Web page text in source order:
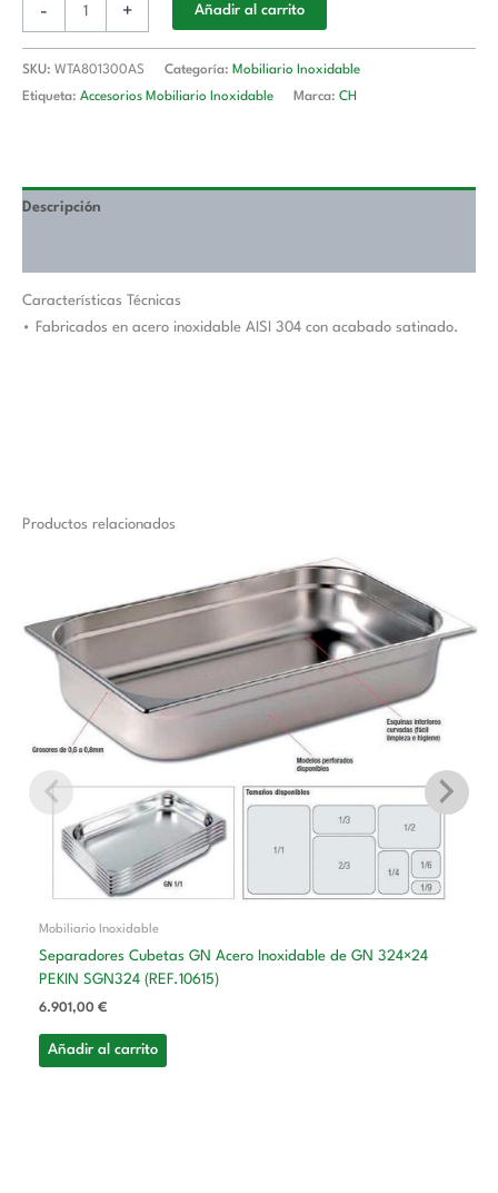
-
1300
WTA801300AS
cantidad
+ Añadir al carrito
SKU: WTA801300AS Categoría: Mobiliario Inoxidable
Etiqueta: Accesorios Mobiliario Inoxidable Marca: CH
Descripción
Características Técnicas
• Fabricados en acero inoxidable AISI 304 con acabado satinado.
Productos relacionados
Mobiliario Inoxidable
Separadores Cubetas GN Acero Inoxidable de GN 324×24
PEKIN SGN324 (REF.10615)
6.901,00 €
Añadir al carrito